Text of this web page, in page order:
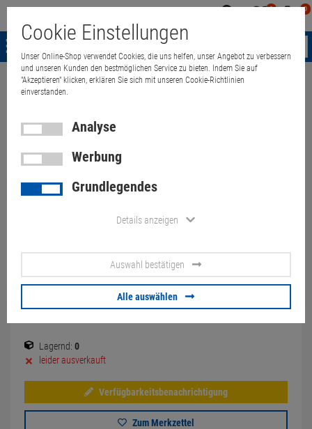
0 0
Menü
Weiter einkaufen
Enermax NAXN ENP450AWT
80+ 450W ATX PC-Netzteil 6-
Pin + 6+2-Pin PCIe
18,00 €
Lagernd: 0
leider ausverkauft
Verfügbarkeitsbenachrichtigung
Zum Merkzettel
Cookie Einstellungen
Unser Online-Shop verwendet Cookies, die uns helfen, unser Angebot zu verbessern
und unseren Kunden den bestmöglichen Service zu bieten. Indem Sie auf
"Akzeptieren" klicken, erklären Sie sich mit unseren Cookie-Richtlinien
einverstanden.
Analyse
Werbung
Grundlegendes
Details anzeigen
Auswahl bestätigen
Alle auswählen